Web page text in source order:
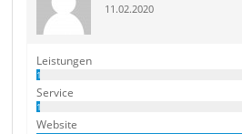
11.02.2020
Leistungen
1%
Service
1%
Website